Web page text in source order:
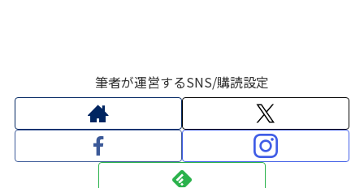
筆者が運営するSNS/購読設定